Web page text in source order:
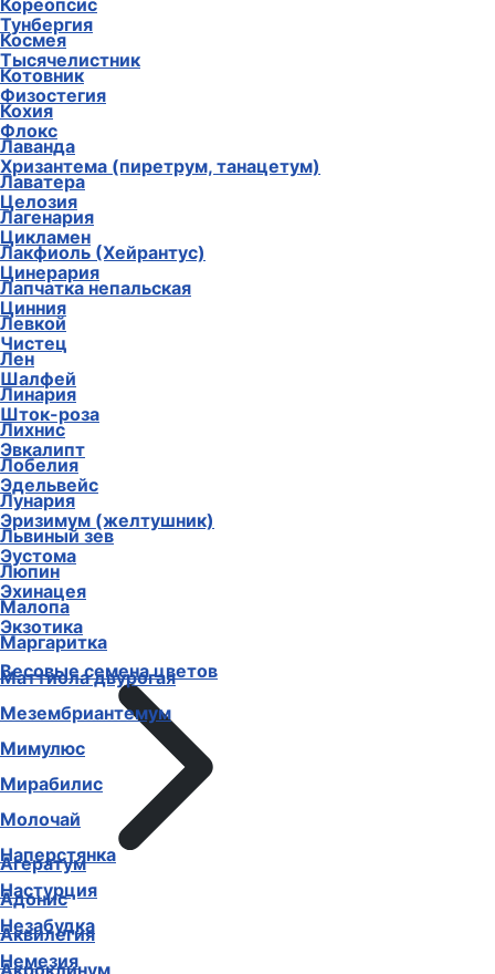
Тунбергия
Тысячелистник
Физостегия
Флокс
Хризантема (пиретрум, танацетум)
Целозия
Цикламен
Цинерария
Цинния
Чистец
Шалфей
Шток-роза
Эвкалипт
Эдельвейс
Эризимум (желтушник)
Эустома
Эхинацея
Экзотика
Весовые семена цветов
Агератум
Адонис
Аквилегия
Акроклинум
Кореопсис
Космея
Котовник
Кохия
Лаванда
Лаватера
Лагенария
Лакфиоль (Хейрантус)
Лапчатка непальская
Левкой
Лен
Линария
Лихнис
Лобелия
Лунария
Львиный зев
Люпин
Малопа
Маргаритка
Маттиола двурогая
Мезембриантемум
Мимулюс
Мирабилис
Молочай
Наперстянка
Настурция
Незабудка
Немезия